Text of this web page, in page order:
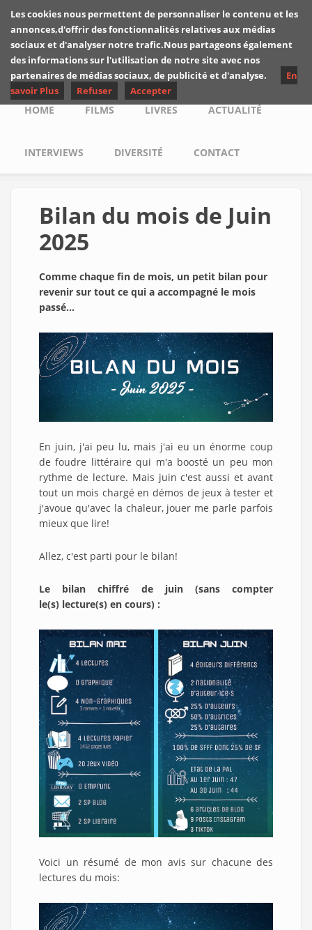
Skip to main content
Les critiques de
Yuyine
Main menu
HOME FILMS LIVRES ACTUALITÉ
INTERVIEWS DIVERSITÉ CONTACT
Bilan du mois de Juin
2025
Comme chaque fin de mois, un petit bilan pour
revenir sur tout ce qui a accompagné le mois
passé...
En juin, j'ai peu lu, mais j'ai eu un énorme coup
de foudre littéraire qui m'a boosté un peu mon
rythme de lecture. Mais juin c'est aussi et avant
tout un mois chargé en démos de jeux à tester et
j'avoue qu'avec la chaleur, jouer me parle parfois
mieux que lire!
Allez, c'est parti pour le bilan!
Le bilan chiffré de juin (sans compter
le(s) lecture(s) en cours) :
Voici un résumé de mon avis sur chacune des
lectures du mois:
Les cookies nous permettent de personnaliser le contenu et les
annonces,d'offrir des fonctionnalités relatives aux médias
sociaux et d'analyser notre trafic.Nous partageons également
des informations sur l'utilisation de notre site avec nos
partenaires de médias sociaux, de publicité et d'analyse.
En
savoir Plus
Refuser Accepter